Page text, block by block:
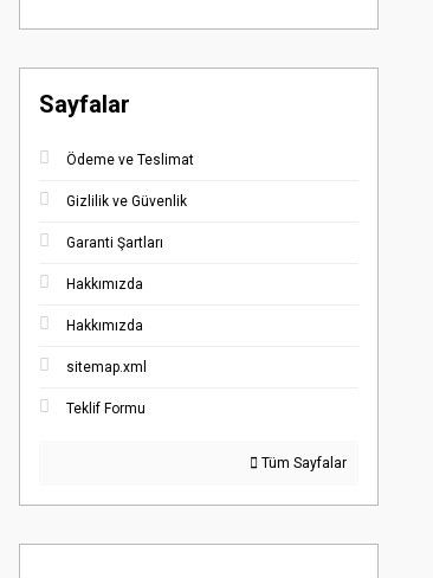
Sayfalar
Ödeme ve Teslimat
Gizlilik ve Güvenlik
Garanti Şartları
Hakkımızda
Hakkımızda
sitemap.xml
Teklif Formu
Tüm Sayfalar